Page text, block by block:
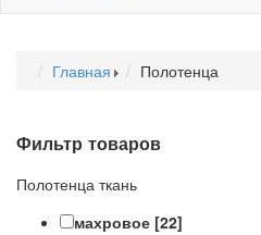
Главная Полотенца
Фильтр товаров
Полотенца ткань
махровое [22]